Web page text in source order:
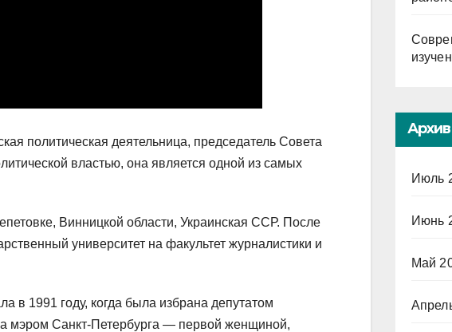
политическая деятельница, председатель Совета
властью, она является одной из самых
Винницкой области, Украинская ССР. После
университет на факультет журналистики и
в 1991 году, когда была избрана депутатом
мэром Санкт-Петербурга — первой женщиной,
Архив
Июль
Июнь
Май